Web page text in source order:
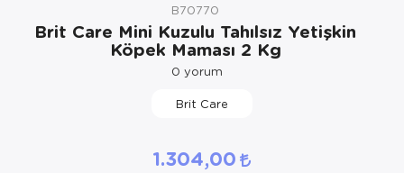
B70770
Brit Care Mini Kuzulu Tahılsız Yetişkin
Köpek Maması 2 Kg
0 yorum
Brit Care
1.304,00